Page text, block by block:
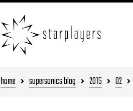
home supersonics blog 2015 02